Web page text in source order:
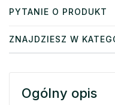
PYTANIE O PRODUKT
ZNAJDZIESZ W
Ogólny opis